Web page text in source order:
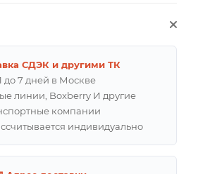
СДЭК и другими ТК
до 7 дней в Москве
линии, Boxberry И другие
компании
индивидуально